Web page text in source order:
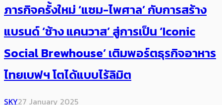
ภารกิจครั้งใหม่ ‘แซม-ไพศาล’ กับการสร้าง
แบรนด์ ‘ช้าง แคนวาส’ สู่การเป็น ‘Iconic
Social Brewhouse’ เติมพอร์ต​ธุรกิจอาหาร
ไทยเบฟฯ โตได้แบบไร้ลิมิต
SKY27 January 2025